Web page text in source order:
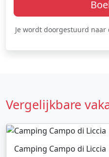
Je wordt doorgestuurd
Vergelijkbare
Camping Campo di Liccia